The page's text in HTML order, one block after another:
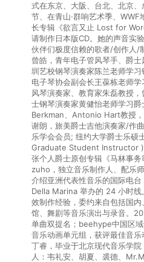
式在东京、大阪、台北、北京
节、在青山·群响艺术季、
⻓专辑《欲言又止 Lost for
请制作日本版CD。她的声音实
伙伴们极度信赖的歌者/创作人/
曾皓，青年电子管风琴手、爵
圳艺校钢琴演奏家陈兰老师学
电子琴协会副会长王葆栋老师
风琴演奏家、教育家朱磊教授
士钢琴演奏家黄健怡老师学习
Berkman、Antonio Hart教授，
谢朗，旅美爵士吉他演奏家/作
乐学会会员; 纽约大学爵士乐
Graduate Student Instructor )
张个人爵士原创专辑《马林事
zuho，独立音乐制作人、配乐
介绍亚洲代表性音乐的国际电
Della Marina 举办的 24 小时
效制作经验，委约来自包括国
馆、舞剧等音乐演出与录音。
单曲双提名；beehype中国区
音乐动画单元组，获评最佳音乐
丁睿，毕业于北京现代音乐学
人：韦礼安、胡夏、裘德、